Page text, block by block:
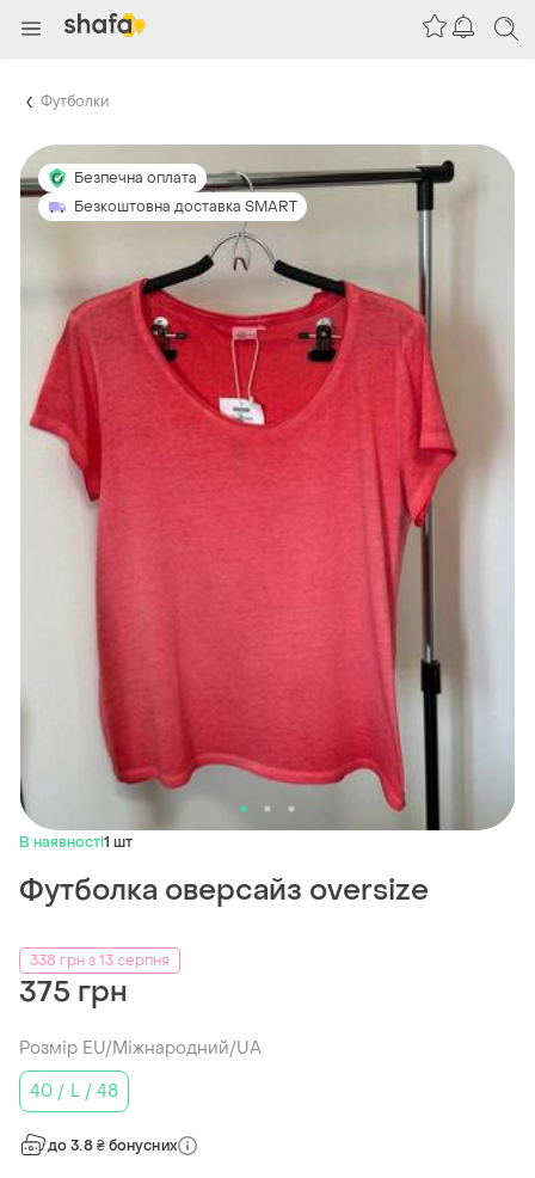
Футболки
Безпечна оплата
Безкоштовна доставка SMART
В наявності1 шт
Футболка оверсайз oversize
338 грн з 13 серпня
375 грн
Розмір EU/Міжнародний/UA
40 / L / 48
до 3.8 ₴ бонусних